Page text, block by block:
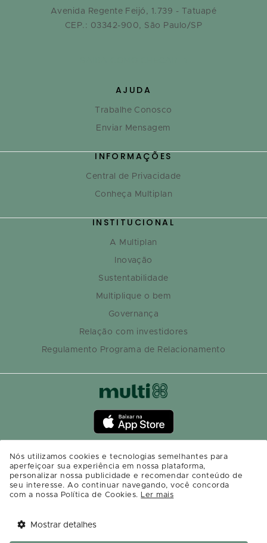
Avenida Regente Feijó, 1.739 - Tatuapé
CEP.: 03342-900, São Paulo/SP
AJUDA
Trabalhe Conosco
Enviar Mensagem
INFORMAÇÕES
Central de Privacidade
Conheça Multiplan
INSTITUCIONAL
A Multiplan
Inovação
Sustentabilidade
Multiplique o bem
Governança
Relação com investidores
Regulamento Programa de Relacionamento
Nós utilizamos cookies e tecnologias semelhantes para
aperfeiçoar sua experiência em nossa plataforma,
personalizar nossa publicidade e recomendar conteúdo de
seu interesse. Ao continuar navegando, você concorda
com a nossa Política de Cookies. Ler mais
Mostrar detalhes